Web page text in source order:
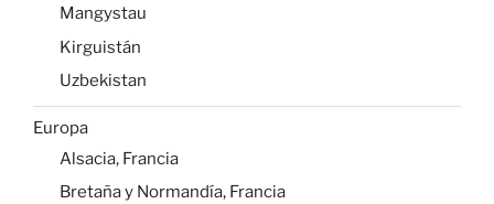
Mangystau
Kirguistán
Uzbekistan
Europa
Alsacia, Francia
Bretaña y Normandía, Francia